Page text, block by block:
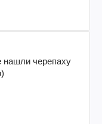
черепаху